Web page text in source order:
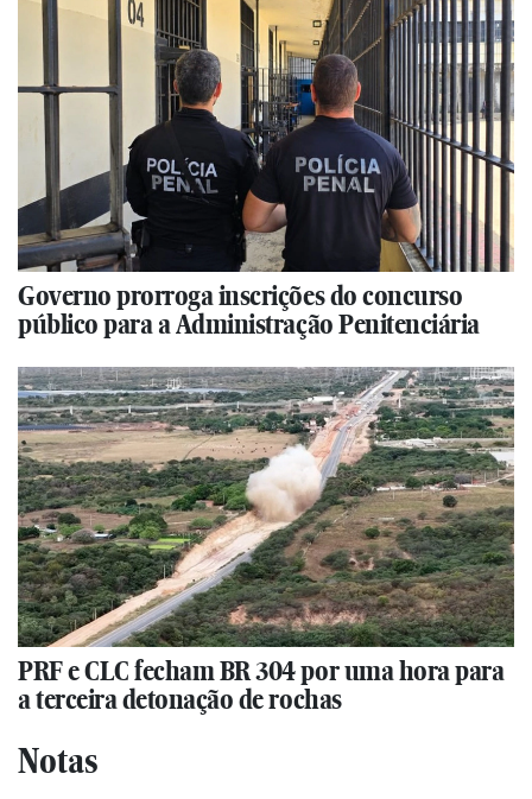
Governo prorroga inscrições do concurso
público para a Administração Penitenciária
PRF e CLC fecham BR 304 por uma hora para
a terceira detonação de rochas
Notas